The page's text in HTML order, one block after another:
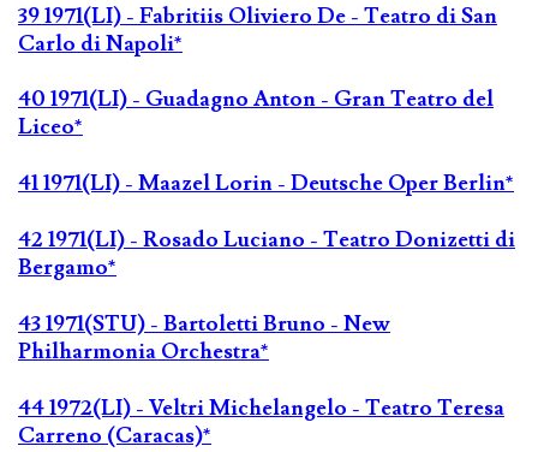
39 1971(LI) - Fabritiis Oliviero De - Teatro di San
Carlo di Napoli*
40 1971(LI) - Guadagno Anton - Gran Teatro del
Liceo*
41 1971(LI) - Maazel Lorin - Deutsche Oper Berlin*
42 1971(LI) - Rosado Luciano - Teatro Donizetti di
Bergamo*
43 1971(STU) - Bartoletti Bruno - New
Philharmonia Orchestra*
44 1972(LI) - Veltri Michelangelo - Teatro Teresa
Carreno (Caracas)*